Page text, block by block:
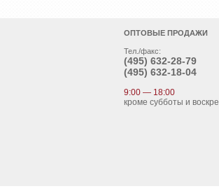
ОПТОВЫЕ ПРОДАЖИ
Тел./факс:
(495) 632-28-79
(495) 632-18-04
9:00 — 18:00
кроме субботы и